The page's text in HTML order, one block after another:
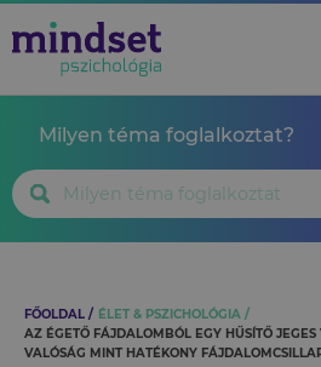
Milyen téma foglalkoztat?
FŐOLDAL
ÉLET & PSZICHOLÓGIA
AZ ÉGETŐ FÁJDALOMBÓL EGY HŰSÍTŐ
VALÓSÁG MINT HATÉKONY